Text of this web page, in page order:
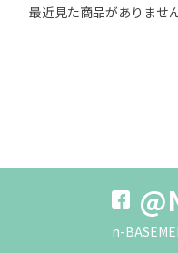
最近見た商品がありません
n-